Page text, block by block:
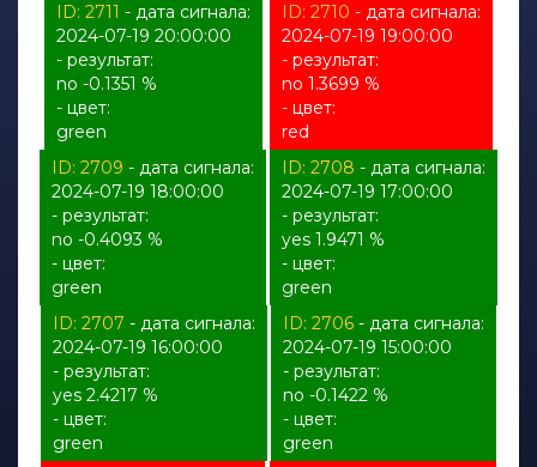
ID: 2711 - дата сигнала:
2024-07-19 20:00:00
- результат:
no -0.1351 %
- цвет:
green
ID: 2710 - дата сигнала:
2024-07-19 19:00:00
- результат:
no 1.3699 %
- цвет:
red
ID: 2709 - дата сигнала:
2024-07-19 18:00:00
- результат:
no -0.4093 %
- цвет:
green
ID: 2708 - дата сигнала:
2024-07-19 17:00:00
- результат:
yes 1.9471 %
- цвет:
green
ID: 2707 - дата сигнала:
2024-07-19 16:00:00
- результат:
yes 2.4217 %
- цвет:
green
ID: 2706 - дата сигнала:
2024-07-19 15:00:00
- результат:
no -0.1422 %
- цвет:
green